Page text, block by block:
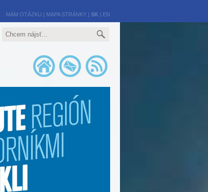
MÁM OTÁZKU | MAPA STRÁNKY| SK | EN